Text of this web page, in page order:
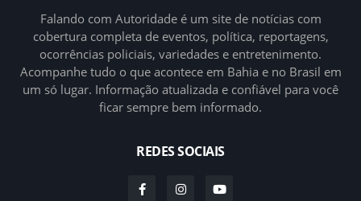
Falando com Autoridade é um site de notícias com
cobertura completa de eventos, política, reportagens,
ocorrências policiais, variedades e entretenimento.
Acompanhe tudo o que acontece em Bahia e no Brasil em
um só lugar. Informação atualizada e confiável para você
ficar sempre bem informado.
REDES SOCIAIS